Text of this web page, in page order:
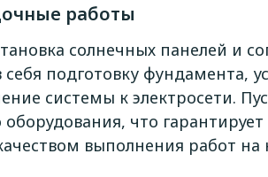
работы
солнечных панелей и
подготовку фундамента,
системы к электросети.
что
выполнения работ